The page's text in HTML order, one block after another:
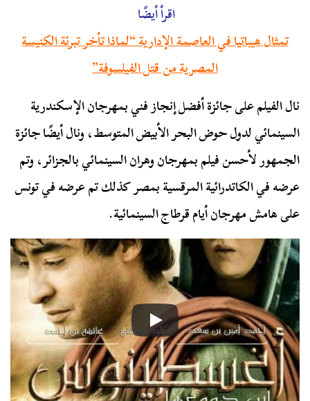
اقرأ أيضًا
تمثال هيباتيا في العاصمة الإدارية “لماذا تأخر تبرئة الكنيسة
المصرية من قتل الفيلسوفة”
نال الفيلم على جائزة أفضل إنجاز فني بمهرجان الإسكندرية
السينمائي لدول حوض البحر الأبيض المتوسط، ونال أيضًا جائزة
الجمهور لأحسن فيلم بمهرجان وهران السينمائي بالجزائر، وتم
عرضه في الكاتدرائية المرقسية بمصر كذلك تم عرضه في تونس
على هامش مهرجان أيام قرطاج السينمائية.